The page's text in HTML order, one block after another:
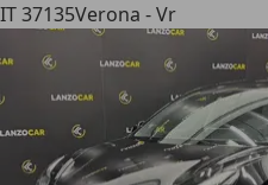
IT 37135Verona - Vr